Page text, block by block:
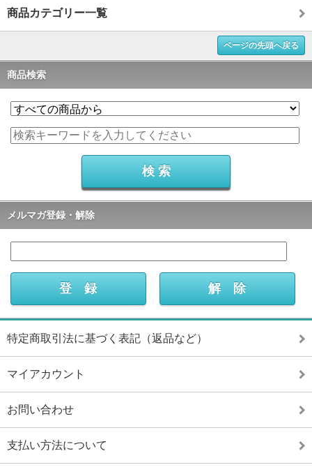
商品カテゴリー一覧
ページの先頭へ戻る
商品検索
メルマガ登録・解除
特定商取引法に基づく表記（返品など）
マイアカウント
お問い合わせ
支払い方法について